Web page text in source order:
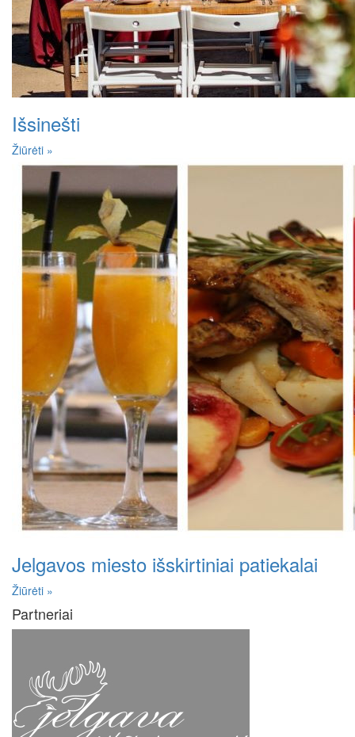
Išsinešti
Žiūrėti »
Jelgavos miesto išskirtiniai patiekalai
Žiūrėti »
Partneriai